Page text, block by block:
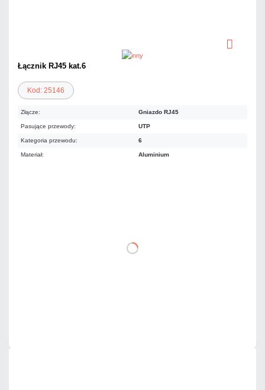
Łącznik RJ45 kat.6
Kod: 25146
Złącze: Gniazdo RJ45
Pasujące przewody: UTP
Kategoria przewodu: 6
Materiał: Aluminium
DO KOSZYKA